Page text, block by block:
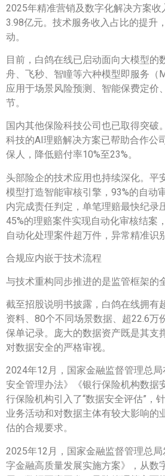
2025年精准营销及数字化解决方案收
3.98亿元。技术服务收入占比的提升
动。
目前，白鸽在线已启动面向大模型的
舟、飞秒、智瞳等六种模型即服务（
应用于场景风险预测、智能保费定价
节。
国内其他保险科技公司也已取得突破
科技的AI理赔解决方案已帮助合作公
保人，降低赔付率10%至23%。
头部险企的技术应用也持续深化。平
模型打造智能审核引擎，93%的自动
内完成责任判定，单笔理赔最快纪录
45%的理赔案件实现自动化审核结案
自动化处理案件超万件，异常精准识
合规应内嵌于技术流程
与技术重构同步推进的是监管框架的
截至招股说明书披露，白鸽在线拥有
资料、80个不同场景数据、超22.6万
保单记录。庞大的数据资产既是其支
对数据安全的严格审视。
2024年12月，国家金融监督管理总
安全管理办法》《银行保险机构数据
行保险机构引入了“数据安全评估”，
业务活动和对数据主体有较大影响的
估的合规要求。
2025年12月，国家金融监督管理总
字金融高质量发展实施方案》，从数